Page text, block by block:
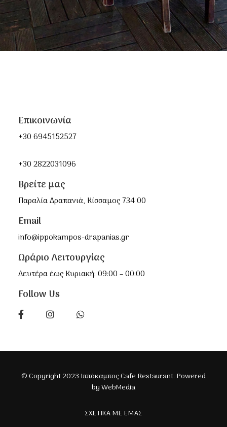
Επικοινωνία
+30 6945152527
+30 2822031096
Βρείτε μας
Παραλία Δραπανιά, Κίσσαμος 734 00
Email
info@ippokampos-drapanias.gr
Ωράριο Λειτουργίας
Δευτέρα έως Κυριακή: 09:00 – 00:00
Follow Us
© Copyright 2023 Ιππόκαμπος Cafe Restaurant. Powered
byWebMedia
ΣΧΕΤΙΚΆ ΜΕ ΕΜΆΣ